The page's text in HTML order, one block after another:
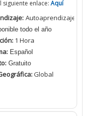
siguiente enlace: Aquí
Autoaprendizaje
todo el año
1 Hora
Español
Gratuito
:Global